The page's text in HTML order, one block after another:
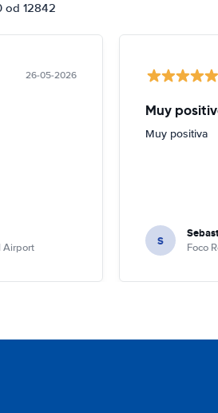
od 12842
26-05-2026
Airport
Muy
Muy positiva
S Foco